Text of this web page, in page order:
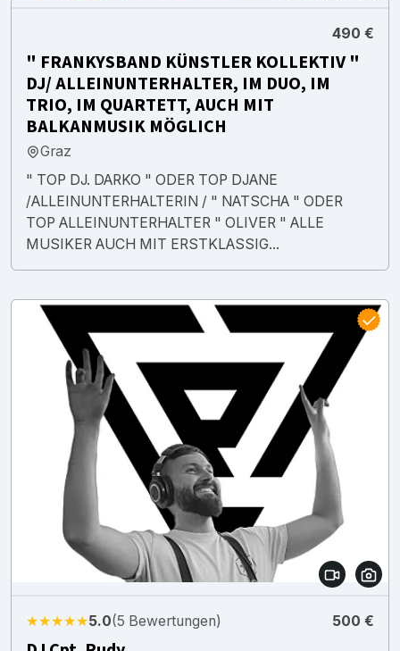
490 €
" FRANKYSBAND KÜNSTLER KOLLEKTIV "
DJ/ ALLEINUNTERHALTER, IM DUO, IM
TRIO, IM QUARTETT, AUCH MIT
BALKANMUSIK MÖGLICH
Graz
" TOP DJ. DARKO " ODER TOP DJANE
/ALLEINUNTERHALTERIN / " NATSCHA " ODER
TOP ALLEINUNTERHALTER " OLIVER " ALLE
MUSIKER AUCH MIT ERSTKLASSIG...
★★★★★5.0(5 Bewertungen) 500 €